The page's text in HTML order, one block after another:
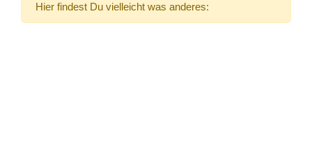
Hier findest Du vielleicht was anderes: